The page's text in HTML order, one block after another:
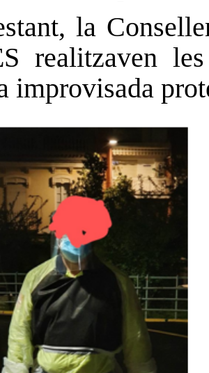
la
realitzaven
improvisada